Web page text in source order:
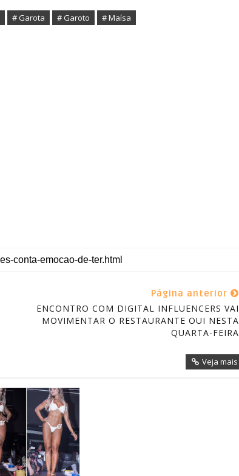
# Garota # Garoto # Maísa
Página anterior
ENCONTRO COM DIGITAL INFLUENCERS VAI
MOVIMENTAR O RESTAURANTE OUI NESTA
Veja mais